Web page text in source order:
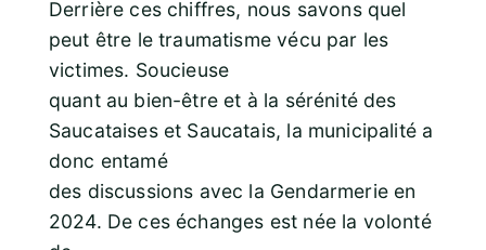
Derrière ces chiffres, nous savons quel
peut être le traumatisme vécu par les
victimes. Soucieuse
quant au bien-être et à la sérénité des
Saucataises et Saucatais, la municipalité a
donc entamé
des discussions avec la Gendarmerie en
2024. De ces échanges est née la volonté